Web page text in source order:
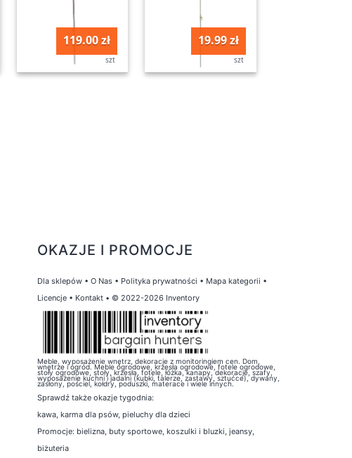
119.00 zł
szt
19.99 zł
szt
OKAZJE I PROMOCJE
Dla sklepów • O Nas • Polityka prywatności • Mapa kategorii •
Licencje • Kontakt • © 2022-2026 Inventory
Meble, wyposażenie wnętrz, dekoracje z monitoringiem cen. Dom,
wnętrze i ogród. Meble ogrodowe, krzesła ogrodowe, fotele ogrodowe,
stoły ogrodowe, stoły, krzesła, fotele, łóżka, kanapy, dekoracje, szafy,
wyposażenie kuchni i jadalni (kubki, talerze, zastawy, sztućce), dywany,
zasłony, pościel, kołdry, poduszki, materace i wiele innych.
Sprawdź także okazje tygodnia:
kawa, karma dla psów, pieluchy dla dzieci
Promocje: bielizna, buty sportowe, koszulki i bluzki, jeansy,
biżuteria